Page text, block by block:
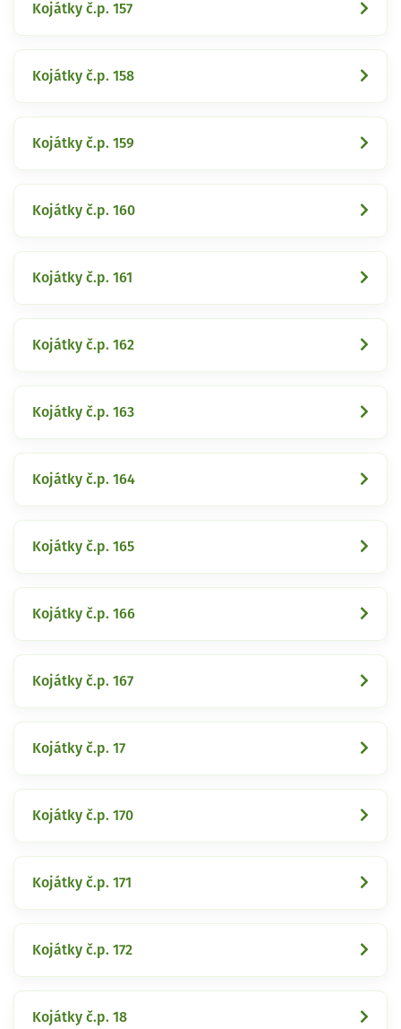
Kojátky č.p. 157
Kojátky č.p. 158
Kojátky č.p. 159
Kojátky č.p. 160
Kojátky č.p. 161
Kojátky č.p. 162
Kojátky č.p. 163
Kojátky č.p. 164
Kojátky č.p. 165
Kojátky č.p. 166
Kojátky č.p. 167
Kojátky č.p. 17
Kojátky č.p. 170
Kojátky č.p. 171
Kojátky č.p. 172
Kojátky č.p. 18